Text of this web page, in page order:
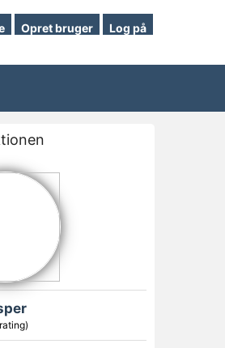
Opret bruger Log på